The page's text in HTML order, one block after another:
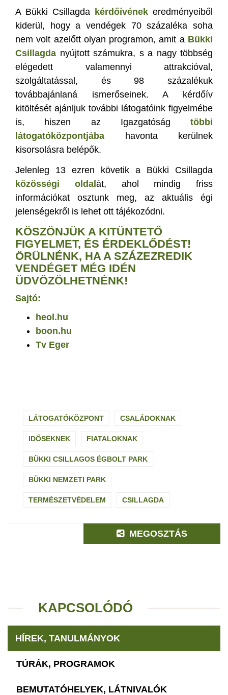
A Bükki Csillagda kérdőívének eredményeiből
kiderül, hogy a vendégek 70 százaléka soha
nem volt azelőtt olyan programon, amit a Bükki
Csillagda nyújtott számukra, s a nagy többség
elégedett valamennyi attrakcióval,
szolgáltatással, és 98 százalékuk
továbbajánlaná ismerőseinek. A kérdőív
kitöltését ajánljuk további látogatóink figyelmébe
is, hiszen az Igazgatóság többi
látogatóközpontjába havonta kerülnek
kisorsolásra belépők.
Jelenleg 13 ezren követik a Bükki Csillagda
közösségi oldal át, ahol mindig friss
információkat osztunk meg, az aktuális égi
jelenségekről is lehet ott tájékozódni.
KÖSZÖNJÜK A KITÜNTETŐ
FIGYELMET, ÉS ÉRDEKLŐDÉST!
ÖRÜLNÉNK, HA A SZÁZEZREDIK
VENDÉGET MÉG IDÉN
ÜDVÖZÖLHETNÉNK!
Sajtó:
heol.hu
boon.hu
Tv Eger
LÁTOGATÓKÖZPONT CSALÁDOKNAK
IDŐSEKNEK FIATALOKNAK
BÜKKI CSILLAGOS ÉGBOLT PARK
BÜKKI NEMZETI PARK
TERMÉSZETVÉDELEM CSILLAGDA
MEGOSZTÁS
KAPCSOLÓDÓ
HÍREK, TANULMÁNYOK
TÚRÁK, PROGRAMOK
BEMUTATÓHELYEK, LÁTNIVALÓK